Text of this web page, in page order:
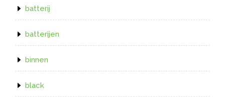
batterij
batterijen
binnen
black